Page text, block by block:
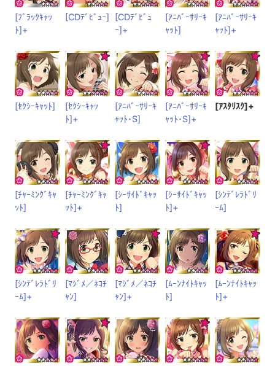
[ﾌﾞﾗｯｸｷｬｯ
ﾄ]+
[CDﾃﾞﾋﾞｭｰ]
[CDﾃﾞﾋﾞｭ
ｰ]+
[ｱﾆﾊﾞｰｻﾘｰｷ
ｬｯﾄ]
[ｱﾆﾊﾞｰｻﾘｰｷ
ｬｯﾄ]+
[ｾｸｼｰｷｬｯﾄ]
[ｾｸｼｰｷｬｯ
ﾄ]+
[ｱﾆﾊﾞｰｻﾘｰｷ
ｬｯﾄ･S]
[ｱﾆﾊﾞｰｻﾘｰｷ
ｬｯﾄ･S]+
[ｱｽﾀﾘｽｸ]+
[ﾁｬｰﾐﾝｸﾞｷｬ
ｯﾄ]
[ﾁｬｰﾐﾝｸﾞｷｬ
ｯﾄ]+
[ｼｰｻｲﾄﾞｷｬｯ
ﾄ]
[ｼｰｻｲﾄﾞｷｬｯ
ﾄ]+
[ｼﾝﾃﾞﾚﾗﾄﾞﾘ
ｰﾑ]
[ｼﾝﾃﾞﾚﾗﾄﾞﾘ
ｰﾑ]+
[ﾏｼﾞﾒ／ﾈｺﾁ
ｬﾝ]
[ﾏｼﾞﾒ／ﾈｺﾁ
ｬﾝ]+
[ﾑｰﾝﾅｲﾄｷｬｯ
ﾄ]
[ﾑｰﾝﾅｲﾄｷｬｯ
ﾄ]+